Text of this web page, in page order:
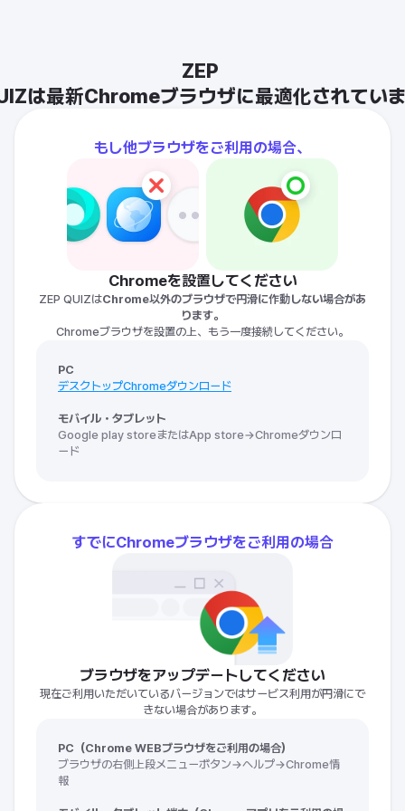
ZEP
は最新Chromeブラウザに最適化されてい
もし他ブラウザをご利用の場合、
Chromeを設置してください
ZEP QUIZはChrome以外のブラウザで円滑に作動しない場合があ
ります。
Chromeブラウザを設置の上、もう一度接続してください。
PC
デスクトップChromeダウンロード
モバイル・タブレット
Google play storeまたはApp store→Chromeダウンロ
ード
すでにChromeブラウザをご利用の場合
ブラウザをアップデートしてください
現在ご利用いただいているバージョンではサービス利用が円滑にで
きない場合があります。
PC（Chrome WEBブラウザをご利用の場合）
ブラウザの右側上段メニューボタン→ヘルプ→Chrome情
報